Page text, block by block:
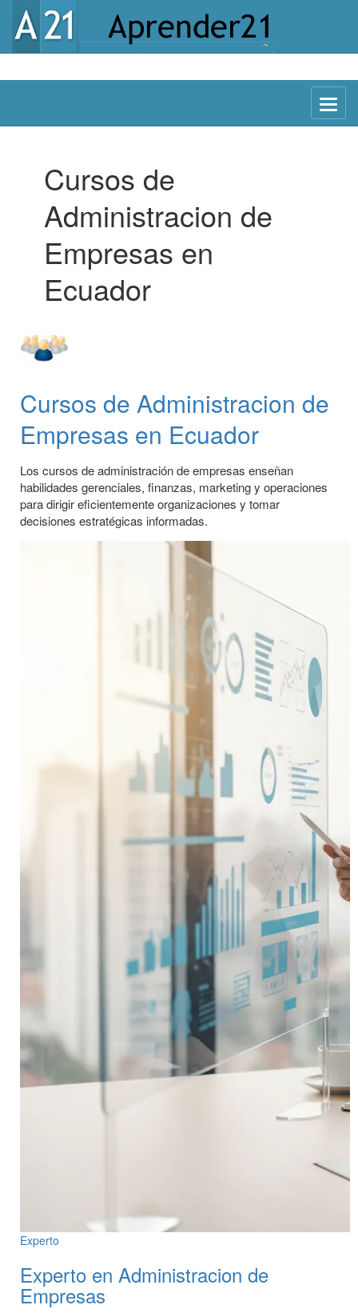
Menu
Cursos de
Administracion de
Empresas en
Ecuador
Cursos de Administracion de
Empresas en Ecuador
Los cursos de administración de empresas enseñan
habilidades gerenciales, finanzas, marketing y operaciones
para dirigir eficientemente organizaciones y tomar
decisiones estratégicas informadas.
Experto
Experto en Administracion de
Empresas